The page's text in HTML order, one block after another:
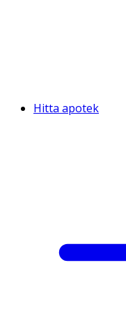
Hitta apotek